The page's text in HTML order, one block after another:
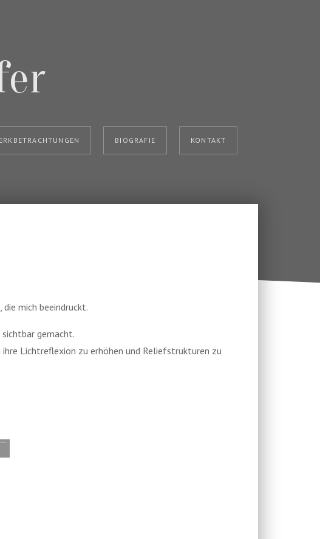
BIOGRAFIE KONTAKT
mich beeindruckt.
gemacht.
Lichtreflexion zu erhöhen und Reliefstrukturen zu